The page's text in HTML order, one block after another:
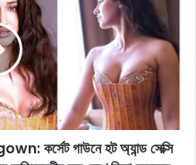
গাউনে হট অ্যান্ড সেক্সি